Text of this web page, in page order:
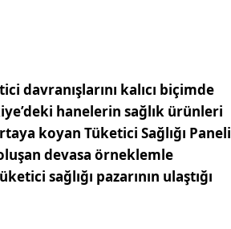
davranışlarını kalıcı biçimde
hanelerin sağlık ürünleri
koyan Tüketici Sağlığı Paneli
devasa örneklemle
sağlığı pazarının ulaştığı